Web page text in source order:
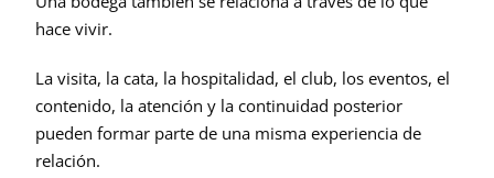
hace vivir.
La visita, la cata, la hospitalidad, el club, los eventos, el
contenido, la atención y la continuidad posterior
pueden formar parte de una misma experiencia de
relación.